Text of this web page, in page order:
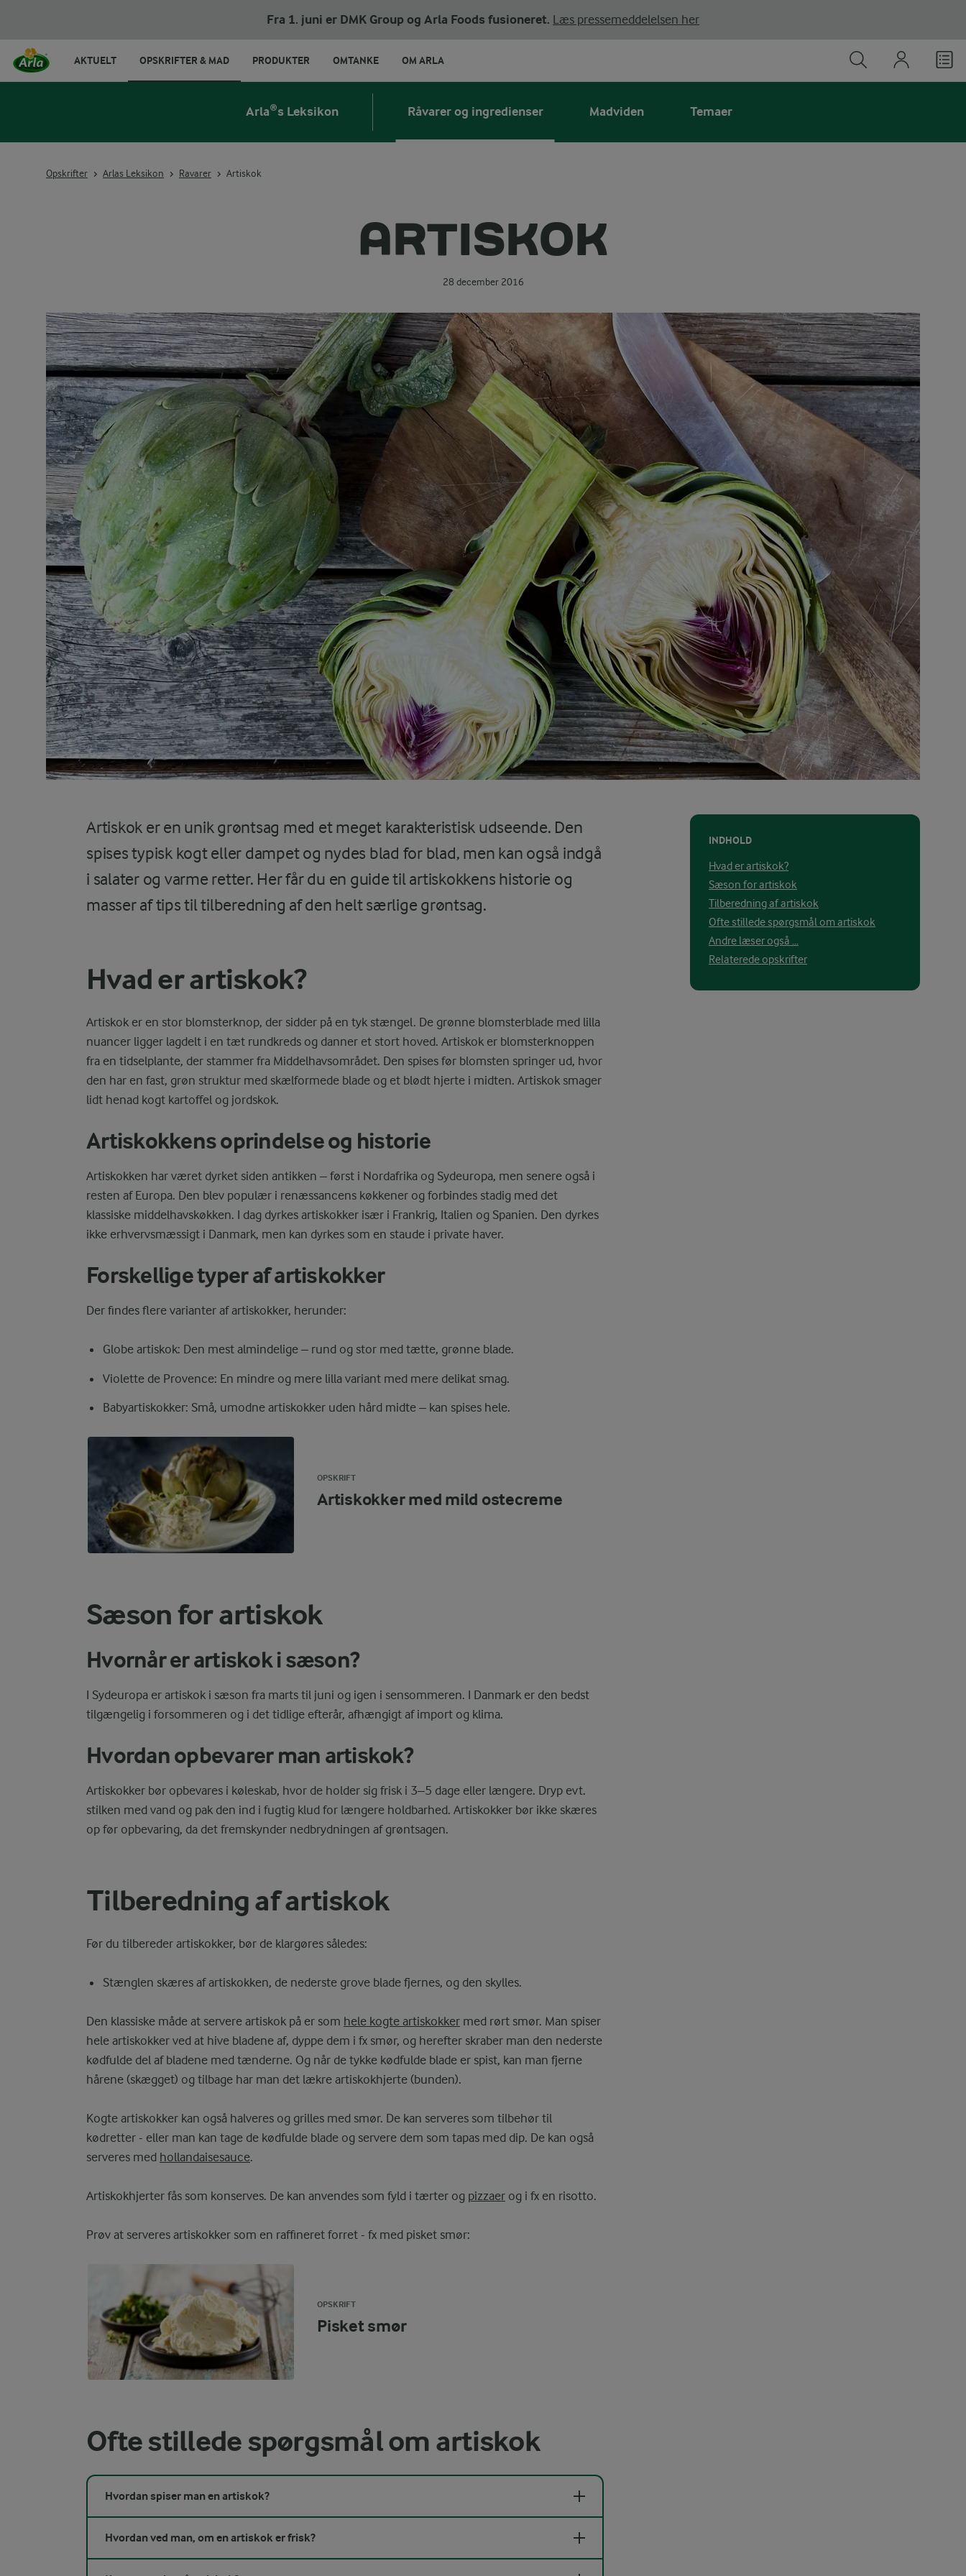
Fra 1. juni er DMK Group og Arla Foods fusioneret. Læs pressemeddelelsen her
AKTUELT OPSKRIFTER & MAD PRODUKTER OMTANKE OM ARLA
Arla®s Leksikon Råvarer og ingredienser Madviden Temaer
Opskrifter Arlas Leksikon Ravarer Artiskok
ARTISKOK
28 december 2016
INDHOLD
Hvad er artiskok?
Sæson for artiskok
Tilberedning af artiskok
Ofte stillede spørgsmål om artiskok
Andre læser også ...
Relaterede opskrifter
Artiskok er en unik grøntsag med et meget karakteristisk udseende. Den
spises typisk kogt eller dampet og nydes blad for blad, men kan også indgå
i salater og varme retter. Her får du en guide til artiskokkens historie og
masser af tips til tilberedning af den helt særlige grøntsag.
Hvad er artiskok?
Artiskok er en stor blomsterknop, der sidder på en tyk stængel. De grønne blomsterblade med lilla
nuancer ligger lagdelt i en tæt rundkreds og danner et stort hoved. Artiskok er blomsterknoppen
fra en tidselplante, der stammer fra Middelhavsområdet. Den spises før blomsten springer ud, hvor
den har en fast, grøn struktur med skælformede blade og et blødt hjerte i midten. Artiskok smager
lidt henad kogt kartoffel og jordskok.
Artiskokkens oprindelse og historie
Artiskokken har været dyrket siden antikken – først i Nordafrika og Sydeuropa, men senere også i
resten af Europa. Den blev populær i renæssancens køkkener og forbindes stadig med det
klassiske middelhavskøkken. I dag dyrkes artiskokker især i Frankrig, Italien og Spanien. Den dyrkes
ikke erhvervsmæssigt i Danmark, men kan dyrkes som en staude i private haver.
Forskellige typer af artiskokker
Der findes flere varianter af artiskokker, herunder:
Globe artiskok: Den mest almindelige – rund og stor med tætte, grønne blade.
Violette de Provence: En mindre og mere lilla variant med mere delikat smag.
Babyartiskokker: Små, umodne artiskokker uden hård midte – kan spises hele.
OPSKRIFT
Artiskokker med mild ostecreme
Sæson for artiskok
Hvornår er artiskok i sæson?
I Sydeuropa er artiskok i sæson fra marts til juni og igen i sensommeren. I Danmark er den bedst
tilgængelig i forsommeren og i det tidlige efterår, afhængigt af import og klima.
Hvordan opbevarer man artiskok?
Artiskokker bør opbevares i køleskab, hvor de holder sig frisk i 3–5 dage eller længere. Dryp evt.
stilken med vand og pak den ind i fugtig klud for længere holdbarhed. Artiskokker bør ikke skæres
op før opbevaring, da det fremskynder nedbrydningen af grøntsagen.
Tilberedning af artiskok
Før du tilbereder artiskokker, bør de klargøres således:
Stænglen skæres af artiskokken, de nederste grove blade fjernes, og den skylles.
Den klassiske måde at servere artiskok på er som hele kogte artiskokker med rørt smør. Man spiser
hele artiskokker ved at hive bladene af, dyppe dem i fx smør, og herefter skraber man den nederste
kødfulde del af bladene med tænderne. Og når de tykke kødfulde blade er spist, kan man fjerne
hårene (skægget) og tilbage har man det lækre artiskokhjerte (bunden).
Kogte artiskokker kan også halveres og grilles med smør. De kan serveres som tilbehør til
kødretter - eller man kan tage de kødfulde blade og servere dem som tapas med dip. De kan også
serveres med hollandaisesauce.
Artiskokhjerter fås som konserves. De kan anvendes som fyld i tærter og pizzaer og i fx en risotto.
Prøv at serveres artiskokker som en raffineret forret - fx med pisket smør:
OPSKRIFT
Pisket smør
Ofte stillede spørgsmål om artiskok
Hvordan spiser man en artiskok?
Hvordan ved man, om en artiskok er frisk?